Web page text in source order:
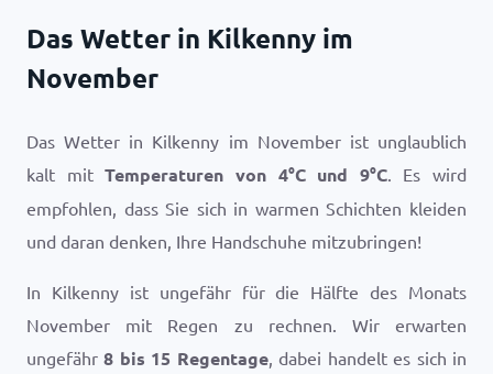
Das Wetter in Kilkenny im
November
Das Wetter in Kilkenny im November ist unglaublich
kalt mitTemperaturen von 4°Cund 9°C. Es wird
empfohlen, dass Sie sich in warmen Schichten kleiden
und daran denken, Ihre Handschuhe mitzubringen!
In Kilkenny ist ungefähr für die Hälfte des Monats
November mit Regen zu rechnen. Wir erwarten
ungefähr8 bis 15 Regentage, dabei handelt es sich in